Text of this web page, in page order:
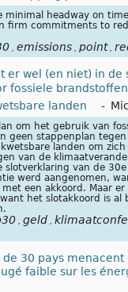
minimal headway on
firm commitments to
emissions point
er wel (en niet) in de
fossiele
landen
-
om het gebruik van
geen stappenplan tegen
landen om
van de
slotverklaring van de 30e
werd aangenomen,
een akkoord. Maar er
het slotakkoord is al
geld
de 30 pays
faible sur les